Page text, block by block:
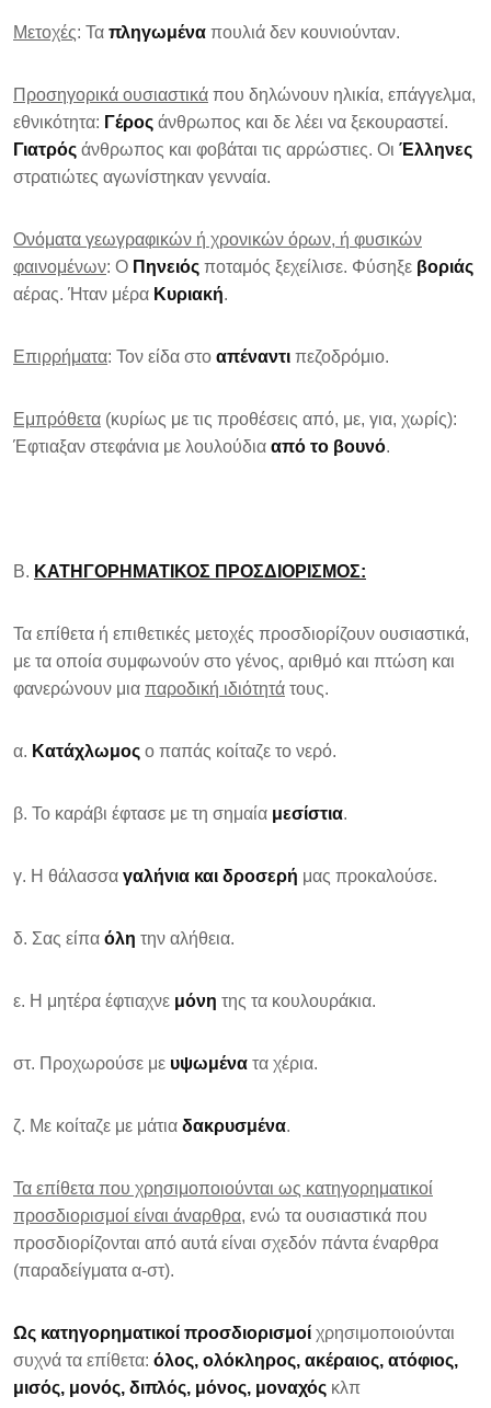
Μετοχές: Τα πληγωμένα πουλιά δεν κουνιούνταν.
Προσηγορικά ουσιαστικά που δηλώνουν ηλικία, επάγγελμα,
εθνικότητα: Γέρος άνθρωπος και δε λέει να ξεκουραστεί.
Γιατρός άνθρωπος και φοβάται τις αρρώστιες. Οι Έλληνες
στρατιώτες αγωνίστηκαν γενναία.
Ονόματα γεωγραφικών ή χρονικών όρων, ή φυσικών
φαινομένων: Ο Πηνειός ποταμός ξεχείλισε. Φύσηξε βοριάς
αέρας. Ήταν μέρα Κυριακή.
Επιρρήματα: Τον είδα στο απέναντι πεζοδρόμιο.
Εμπρόθετα (κυρίως με τις προθέσεις από, με, για, χωρίς):
Έφτιαξαν στεφάνια με λουλούδια από το βουνό.
Β. ΚΑΤΗΓΟΡΗΜΑΤΙΚΟΣ ΠΡΟΣΔΙΟΡΙΣΜΟΣ:
Τα επίθετα ή επιθετικές μετοχές προσδιορίζουν ουσιαστικά,
με τα οποία συμφωνούν στο γένος, αριθμό και πτώση και
φανερώνουν μια παροδική ιδιότητά τους.
α. Κατάχλωμος ο παπάς κοίταζε το νερό.
β. Το καράβι έφτασε με τη σημαία μεσίστια.
γ. Η θάλασσα γαλήνια και δροσερή μας προκαλούσε.
δ. Σας είπα όλη την αλήθεια.
ε. Η μητέρα έφτιαχνε μόνη της τα κουλουράκια.
στ. Προχωρούσε με υψωμένα τα χέρια.
ζ. Με κοίταζε με μάτια δακρυσμένα.
Τα επίθετα που χρησιμοποιούνται ως κατηγορηματικοί
προσδιορισμοί είναι άναρθρα, ενώ τα ουσιαστικά που
προσδιορίζονται από αυτά είναι σχεδόν πάντα έναρθρα
(παραδείγματα α-στ).
Ως κατηγορηματικοί προσδιορισμοί χρησιμοποιούνται
συχνά τα επίθετα: όλος, ολόκληρος, ακέραιος, ατόφιος,
μισός, μονός, διπλός, μόνος, μοναχός κλπ